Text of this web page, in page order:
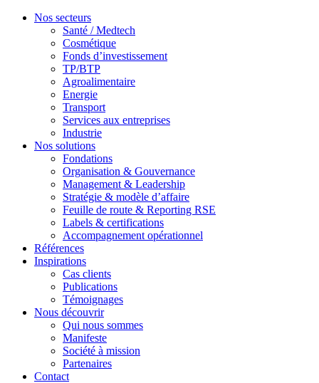
Nos secteurs
Santé / Medtech
Cosmétique
Fonds d’investissement
TP/BTP
Agroalimentaire
Energie
Transport
Services aux entreprises
Industrie
Nos solutions
Fondations
Organisation & Gouvernance
Management & Leadership
Stratégie & modèle d’affaire
Feuille de route & Reporting RSE
Labels & certifications
Accompagnement opérationnel
Références
Inspirations
Cas clients
Publications
Témoignages
Nous découvrir
Qui nous sommes
Manifeste
Société à mission
Partenaires
Contact